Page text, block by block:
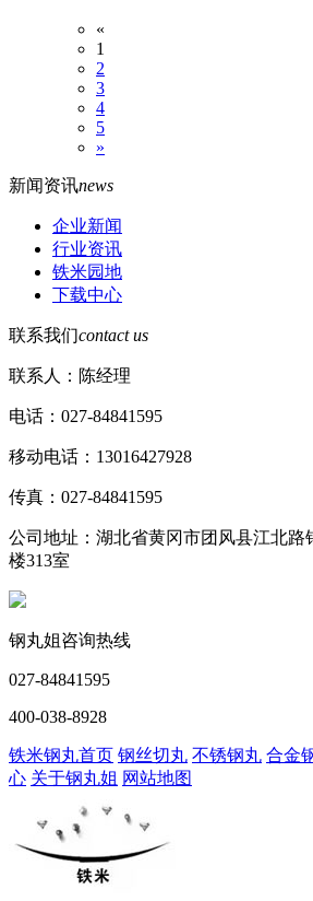
«
1
2
3
4
5
»
新闻资讯news
企业新闻
行业资讯
铁米园地
下载中心
联系我们contact us
联系人：陈经理
电话：027-84841595
移动电话：13016427928
传真：027-84841595
公司地址：湖北省黄冈市团风县江北路
楼313室
钢丸姐咨询热线
027-84841595
400-038-8928
铁米钢丸首页 钢丝切丸 不锈钢丸 合金
心 关于钢丸姐 网站地图